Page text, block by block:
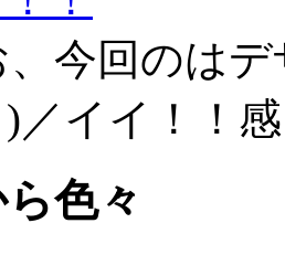
今回のは
／イイ！！
色々